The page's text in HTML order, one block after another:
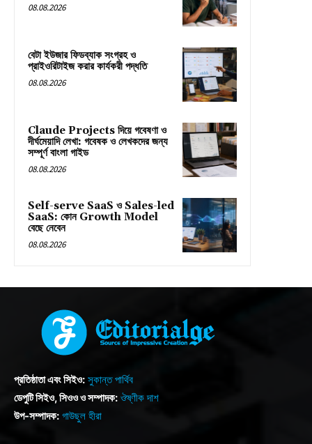
08.08.2026
বেটা ইউজার ফিডব্যাক সংগ্রহ ও
প্রাইওরিটাইজ করার কার্যকরী পদ্ধতি
08.08.2026
Claude Projects দিয়ে গবেষণা ও
দীর্ঘমেয়াদি লেখা: গবেষক ও লেখকদের জন্য
সম্পূর্ণ বাংলা গাইড
08.08.2026
Self-serve SaaS ও Sales-led
SaaS: কোন Growth Model
বেছে নেবেন
08.08.2026
প্রতিষ্ঠাতা এবং সিইও: সুকান্ত পার্থিব
ডেপুটি সিইও, সিওও ও সম্পাদক: ঔষ্ণীক দাশ
উপ-সম্পাদক: গাউছুল হীরা